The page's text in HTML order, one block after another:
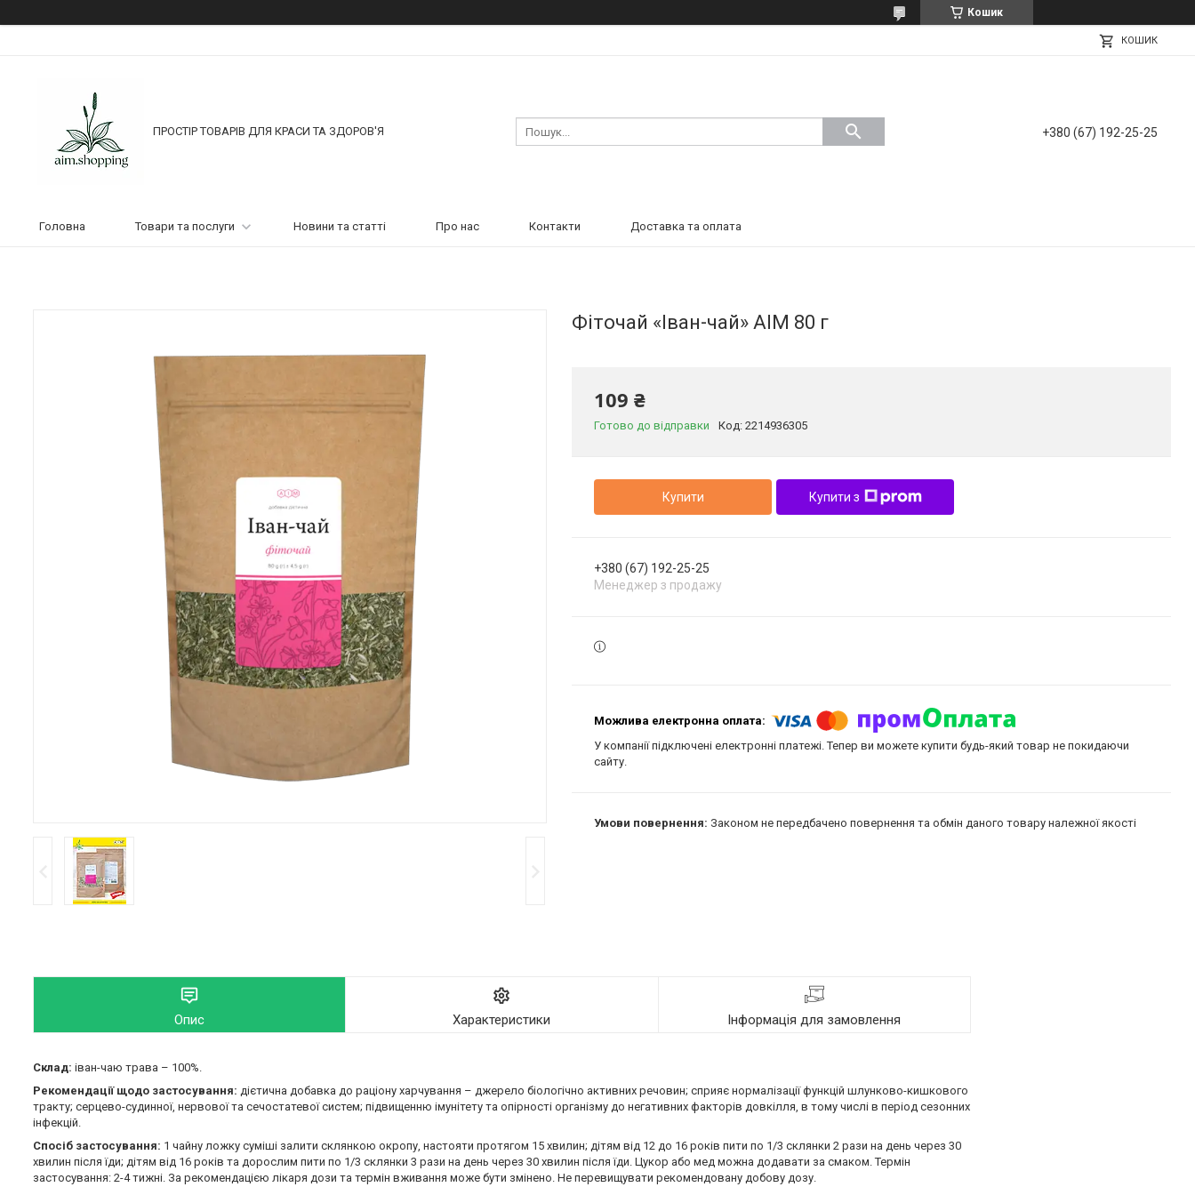
Кошик
КОШИК
ПРОСТІР ТОВАРІВ ДЛЯ КРАСИ ТА ЗДОРОВ'Я +380 (67) 192-25-25
Головна Товари та послуги Новини та статті Про нас Контакти Доставка та оплата
Фіточай «Іван-чай» АІМ 80 г
109 ₴
Готово до відправки Код: 2214936305
Купити Купити з
+380 (67) 192-25-25
Менеджер з продажу
У компанії підключені електронні платежі. Тепер ви можете купити будь-який товар не покидаючи
сайту.
Законом не передбачено повернення та обмін даного товару належної якості
Опис Характеристики Інформація для замовлення
Склад: іван-чаю трава – 100%.
Рекомендації щодо застосування: дієтична добавка до раціону харчування – джерело біологічно активних речовин; сприяє нормалізації функцій шлунково-кишкового
тракту; серцево-судинної, нервової та сечостатевої систем; підвищенню імунітету та опірності організму до негативних факторів довкілля, в тому числі в період сезонних
інфекцій.
Спосіб застосування: 1 чайну ложку суміші залити склянкою окропу, настояти протягом 15 хвилин; дітям від 12 до 16 років пити по 1/3 склянки 2 рази на день через 30
хвилин після їди; дітям від 16 років та дорослим пити по 1/3 склянки 3 рази на день через 30 хвилин після їди. Цукор або мед можна додавати за смаком. Термін
застосування: 2-4 тижні. За рекомендацією лікаря дози та термін вживання може бути змінено. Не перевищувати рекомендовану добову дозу.